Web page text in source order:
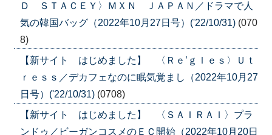
Ｄ ＳＴＡＣＥＹ〉ＭＸＮ ＪＡＰＡＮ／ドラマで人
気の韓国バッグ（2022年10月27日号）('22/10/31) (070
8)
【新サイト はじめました】 〈Ｒｅ’ｇｌｅｓ〉Ｕｔ
ｒｅｓｓ／デカフェなのに眠気覚まし（2022年10月27
日号）('22/10/31) (0708)
【新サイト はじめました】 〈ＳＡＩＲＡＩ〉プラ
ンドゥ／ビーガンコスメのＥＣ開始（2022年10月20日